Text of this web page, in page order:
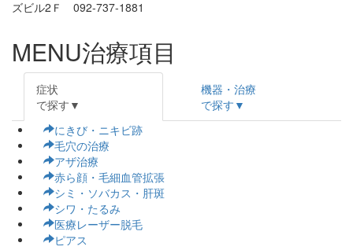
MENU治療項目
症状
で探す▼
機器・治療
で探す▼
にきび・ニキビ跡
毛穴の治療
アザ治療
赤ら顔・毛細血管拡張
シミ・ソバカス・肝斑
シワ・たるみ
医療レーザー脱毛
ピアス